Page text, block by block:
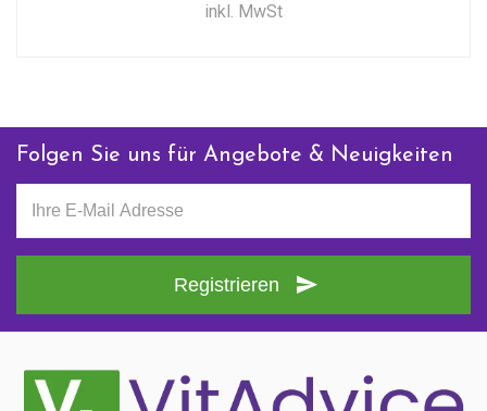
inkl. MwSt
Folgen Sie uns für Angebote & Neuigkeiten
Registrieren